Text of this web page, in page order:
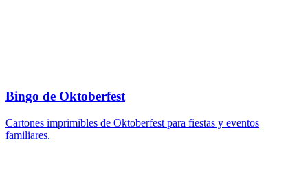
Bingo de Oktoberfest
Cartones imprimibles de Oktoberfest para fiestas y eventos
familiares.